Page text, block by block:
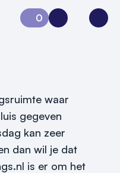
0
Aanvraag 0Inloggen
waar
gegeven
kan zeer
dan wil je dat
is er om het